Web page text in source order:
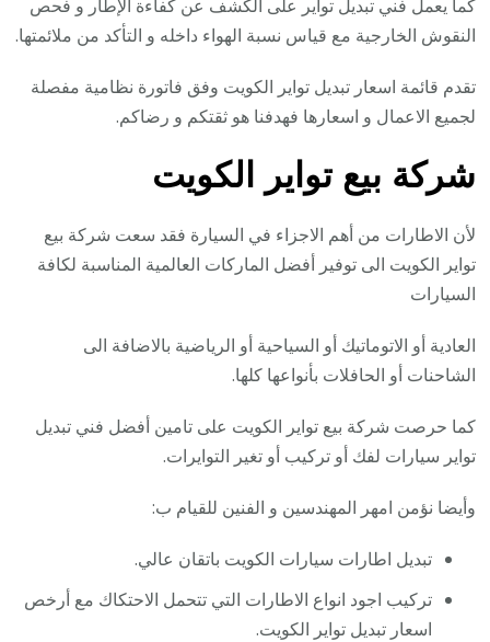
كما يعمل فني تبديل تواير على الكشف عن كفاءة الإطار و فحص
النقوش الخارجية مع قياس نسبة الهواء داخله و التأكد من ملائمتها.
تقدم قائمة اسعار تبديل تواير الكويت وفق فاتورة نظامية مفصلة
لجميع الاعمال و اسعارها فهدفنا هو ثقتكم و رضاكم.
شركة بيع تواير الكويت
لأن الاطارات من أهم الاجزاء في السيارة فقد سعت شركة بيع
تواير الكويت الى توفير أفضل الماركات العالمية المناسبة لكافة
السيارات
العادية أو الاتوماتيك أو السياحية أو الرياضية بالاضافة الى
الشاحنات أو الحافلات بأنواعها كلها.
كما حرصت شركة بيع تواير الكويت على تامين أفضل فني تبديل
تواير سيارات لفك أو تركيب أو تغير التوايرات.
وأيضا نؤمن امهر المهندسين و الفنين للقيام ب:
تبديل اطارات سيارات الكويت باتقان عالي.
تركيب اجود انواع الاطارات التي تتحمل الاحتكاك مع أرخص
اسعار تبديل تواير الكويت.